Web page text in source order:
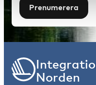
Prenumerera
Norden